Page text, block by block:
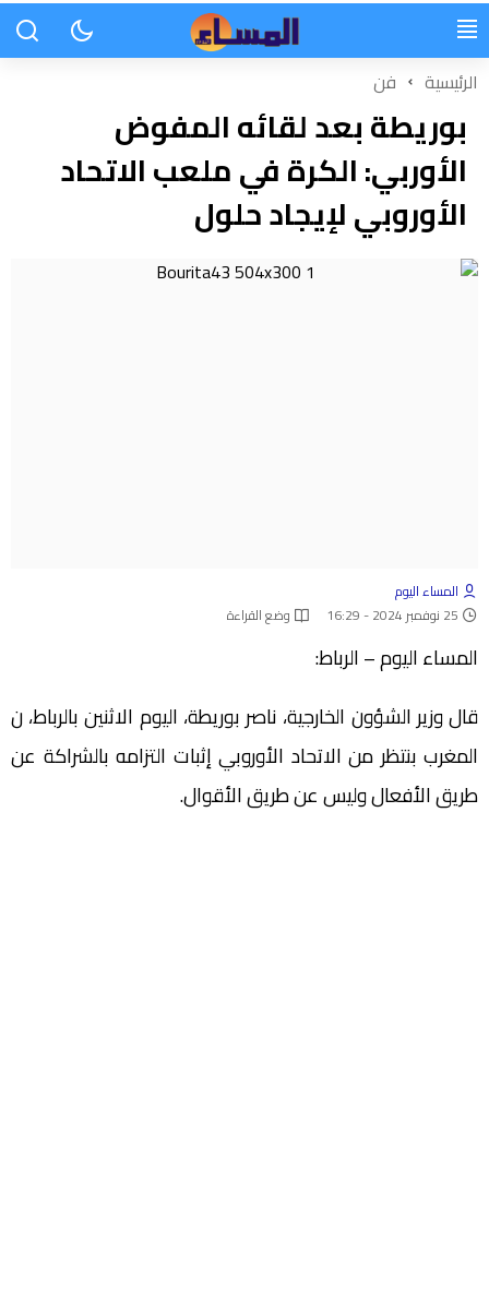
الرئيسية فن
بوريطة بعد لقائه المفوض
الأوربي: ‏الكرة في ملعب الاتحاد
الأوروبي لإيجاد حلول
المساء اليوم
25 نوفمبر 2024 - 16:29
وضع القراءة
المساء اليوم – الرباط:
قال وزير الشؤون الخارجية، ناصر بوريطة، اليوم الاثنين بالرباط، ن
المغرب بنتظر من الاتحاد الأوروبي إثبات التزامه بالشراكة عن
طريق الأفعال وليس عن طريق الأقوال.